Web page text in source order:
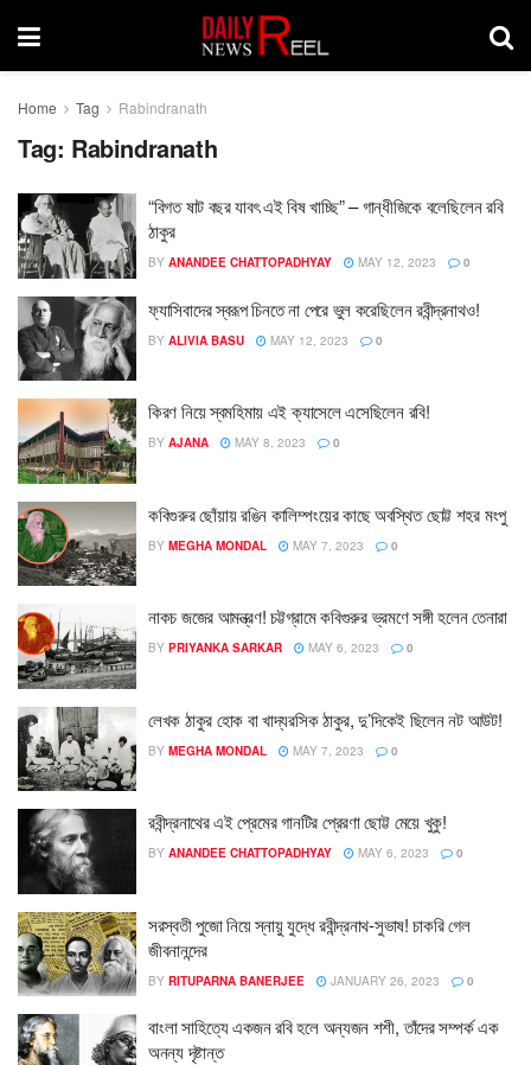
Home Tag Rabindranath
Tag: Rabindranath
“বিগত ষাট বছর যাবৎ এই বিষ খাচ্ছি” – গান্ধীজিকে বলেছিলেন রবি
ঠাকুর
BY ANANDEE CHATTOPADHYAY MAY 12, 2023 0
ফ্যাসিবাদের স্বরূপ চিনতে না পেরে ভুল করেছিলেন রবীন্দ্রনাথও!
BY ALIVIA BASU MAY 12, 2023 0
কিরণ নিয়ে স্বমহিমায় এই ক্যাসেলে এসেছিলেন রবি!
BY AJANA MAY 8, 2023 0
কবিগুরুর ছোঁয়ায় রঙিন কালিম্পংয়ের কাছে অবস্থিত ছোট্ট শহর মংপু
BY MEGHA MONDAL MAY 7, 2023 0
নাকচ জজের আমন্ত্রণ! চট্টগ্রামে কবিগুরুর ভ্রমণে সঙ্গী হলেন তেনারা
BY PRIYANKA SARKAR MAY 6, 2023 0
লেখক ঠাকুর হোক বা খাদ্যরসিক ঠাকুর, দু’দিকেই ছিলেন নট আউট!
BY MEGHA MONDAL MAY 7, 2023 0
রবীন্দ্রনাথের এই প্রেমের গানটির প্রেরণা ছোট্ট মেয়ে খুকু!
BY ANANDEE CHATTOPADHYAY MAY 6, 2023 0
সরস্বতী পুজো নিয়ে স্নায়ু যুদ্ধে রবীন্দ্রনাথ-সুভাষ! চাকরি গেল
জীবনানন্দের
BY RITUPARNA BANERJEE JANUARY 26, 2023 0
বাংলা সাহিত্যে একজন রবি হলে অন্যজন শশী, তাঁদের সম্পর্ক এক
অনন্য দৃষ্টান্ত